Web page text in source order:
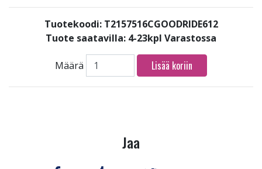
Tuotekoodi: T2157516CGOODRIDE612
Tuote saatavilla: 4-23kpl Varastossa
Määrä Lisää koriin
Jaa